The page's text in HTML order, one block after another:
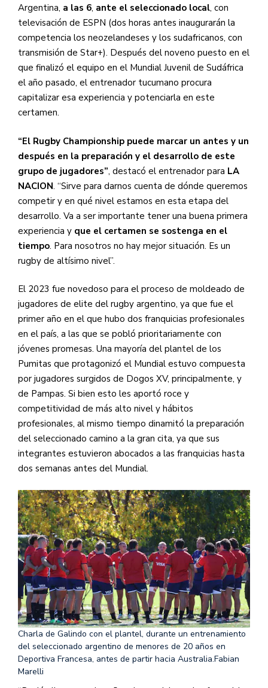
Argentina, a las 6, ante el seleccionado local, con
televisación de ESPN (dos horas antes inaugurarán la
competencia los neozelandeses y los sudafricanos, con
transmisión de Star+). Después del noveno puesto en el
que finalizó el equipo en el Mundial Juvenil de Sudáfrica
el año pasado, el entrenador tucumano procura
capitalizar esa experiencia y potenciarla en este
certamen.
“El Rugby Championship puede marcar un antes y un
después en la preparación y el desarrollo de este
grupo de jugadores”, destacó el entrenador para LA
NACION. “Sirve para darnos cuenta de dónde queremos
competir y en qué nivel estamos en esta etapa del
desarrollo. Va a ser importante tener una buena primera
experiencia y que el certamen se sostenga en el
tiempo. Para nosotros no hay mejor situación. Es un
rugby de altísimo nivel”.
El 2023 fue novedoso para el proceso de moldeado de
jugadores de elite del rugby argentino, ya que fue el
primer año en el que hubo dos franquicias profesionales
en el país, a las que se pobló prioritariamente con
jóvenes promesas. Una mayoría del plantel de los
Pumitas que protagonizó el Mundial estuvo compuesta
por jugadores surgidos de Dogos XV, principalmente, y
de Pampas. Si bien esto les aportó roce y
competitividad de más alto nivel y hábitos
profesionales, al mismo tiempo dinamitó la preparación
del seleccionado camino a la gran cita, ya que sus
integrantes estuvieron abocados a las franquicias hasta
dos semanas antes del Mundial.
Charla de Galindo con el plantel, durante un entrenamiento
del seleccionado argentino de menores de 20 años en
Deportiva Francesa, antes de partir hacia Australia.Fabian
Marelli